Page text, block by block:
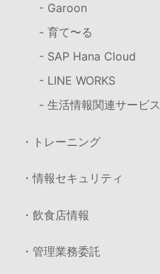
- Garoon
- 育て〜る
- SAP Hana Cloud
- LINE WORKS
- 生活情報関連サービス
・トレーニング
・情報セキュリティ
・飲食店情報
・管理業務委託